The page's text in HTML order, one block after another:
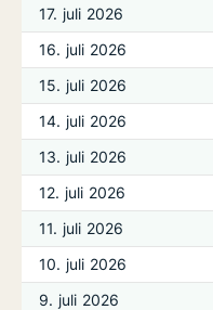
17. juli 2026
16. juli 2026
15. juli 2026
14. juli 2026
13. juli 2026
12. juli 2026
11. juli 2026
10. juli 2026
9. juli 2026